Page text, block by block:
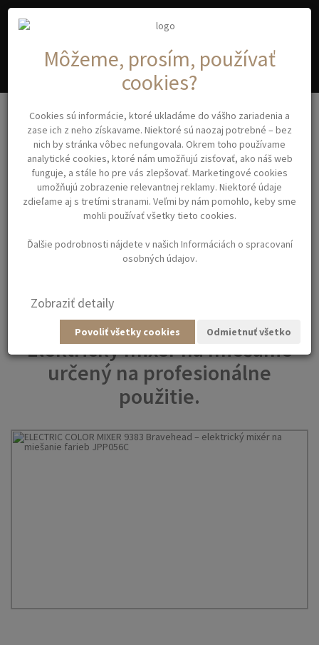
OSMETIC
ELECTRIC COLOR MIXER 9383 Bravehead – elektrický mixér na
miešanie farieb JPP056C
ELECTRIC COLOR MIXER
9383 BRAVEHEAD –
ELEKTRICKÝ MIXÉR NA
MIEŠANIE FARIEB
JPP056C
Elektrický mixér na miešanie
určený na profesionálne
použitie.
Môžeme, prosím, používať
cookies?
Cookies sú informácie, ktoré ukladáme do vášho zariadenia a
zase ich z neho získavame. Niektoré sú naozaj potrebné – bez
nich by stránka vôbec nefungovala. Okrem toho používame
analytické cookies, ktoré nám umožňujú zisťovať, ako náš web
funguje, a stále ho pre vás zlepšovať. Marketingové cookies
umožňujú zobrazenie relevantnej reklamy. Niektoré údaje
zdieľame aj s tretími stranami. Veľmi by nám pomohlo, keby sme
mohli používať všetky tieto cookies.
Ďalšie podrobnosti nájdete v našich Informáciách o spracovaní
osobných údajov.
Zobraziť detaily
Povoliť všetky cookies Odmietnuť všetko